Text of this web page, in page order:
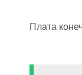
Плата